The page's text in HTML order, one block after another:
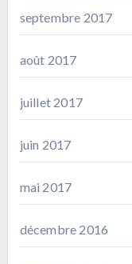
septembre 2017
août 2017
juillet 2017
juin 2017
mai 2017
décembre 2016